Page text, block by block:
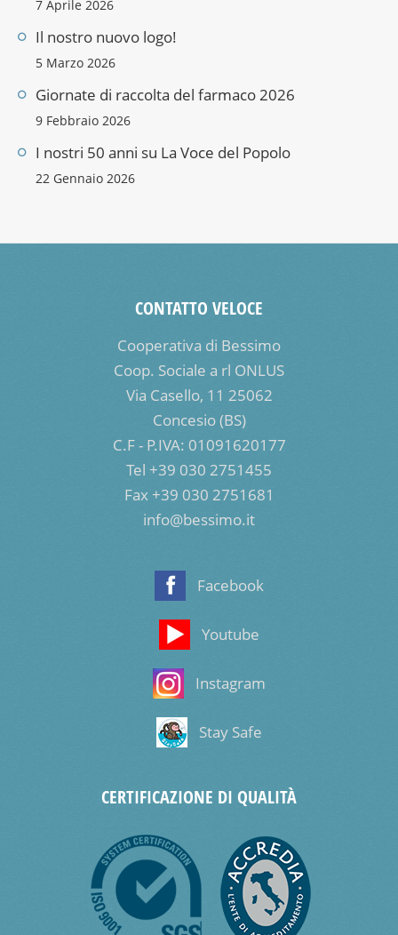
7 Aprile 2026
Il nostro nuovo logo!
5 Marzo 2026
Giornate di raccolta del farmaco 2026
9 Febbraio 2026
I nostri 50 anni su La Voce del Popolo
22 Gennaio 2026
CONTATTO VELOCE
Cooperativa di Bessimo
Coop. Sociale a rl ONLUS
Via Casello, 11 25062
Concesio (BS)
C.F - P.IVA: 01091620177
Tel +39 030 2751455
Fax +39 030 2751681
info@bessimo.it
Facebook
Youtube
Instagram
Stay Safe
CERTIFICAZIONE DI QUALITÀ